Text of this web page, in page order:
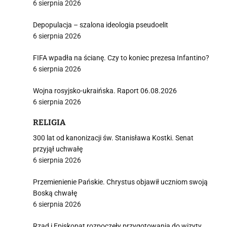
6 sierpnia 2026
Depopulacja – szalona ideologia pseudoelit
6 sierpnia 2026
FIFA wpadła na ścianę. Czy to koniec prezesa Infantino?
6 sierpnia 2026
Wojna rosyjsko-ukraińska. Raport 06.08.2026
6 sierpnia 2026
RELIGIA
300 lat od kanonizacji św. Stanisława Kostki. Senat
przyjął uchwałę
6 sierpnia 2026
Przemienienie Pańskie. Chrystus objawił uczniom swoją
Boską chwałę
6 sierpnia 2026